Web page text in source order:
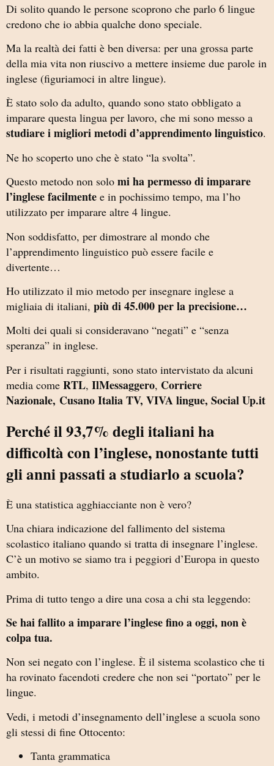
Di solito quando le persone scoprono che parlo 6 lingue
credono che io abbia qualche dono speciale.
Ma la realtà dei fatti è ben diversa: per una grossa parte
della mia vita non riuscivo a mettere insieme due parole in
inglese (figuriamoci in altre lingue).
È stato solo da adulto, quando sono stato obbligato a
imparare questa lingua per lavoro, che mi sono messo a
studiare i migliori metodi d’apprendimento linguistico.
Ne ho scoperto uno che è stato “la svolta”.
Questo metodo non solo mi ha permesso di imparare
l’inglese facilmente e in pochissimo tempo, ma l’ho
utilizzato per imparare altre 4 lingue.
Non soddisfatto, per dimostrare al mondo che
l’apprendimento linguistico può essere facile e
divertente…
Ho utilizzato il mio metodo per insegnare inglese a
migliaia di italiani, più di 45.000 per la precisione…
Molti dei quali si consideravano “negati” e “senza
speranza” in inglese.
Per i risultati raggiunti, sono stato intervistato da alcuni
media come RTL, IlMessaggero, Corriere
Nazionale, Cusano Italia TV, VIVA lingue, Social Up.it
Perché il 93,7% degli italiani ha
difficoltà con l’inglese, nonostante tutti
gli anni passati a studiarlo a scuola?
È una statistica agghiacciante non è vero?
Una chiara indicazione del fallimento del sistema
scolastico italiano quando si tratta di insegnare l’inglese.
C’è un motivo se siamo tra i peggiori d’Europa in questo
ambito.
Prima di tutto tengo a dire una cosa a chi sta leggendo:
Se hai fallito a imparare l’inglese fino a oggi, non è
colpa tua.
Non sei negato con l’inglese. È il sistema scolastico che ti
ha rovinato facendoti credere che non sei “portato” per le
lingue.
Vedi, i metodi d’insegnamento dell’inglese a scuola sono
gli stessi di fine Ottocento:
Tanta grammatica